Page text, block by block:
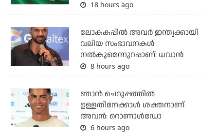
18 hours ago
ലോകകപ്പിൽ അവര്‍ ഇന്ത്യക്കായി
വലിയ സംഭാവനകള്‍
നല്‍കുമെന്നുറപ്പാണ്: ധവാന്‍
8 hours ago
ഞാന്‍ ചെറുപ്പത്തില്‍
ഉള്ളതിനേക്കാള്‍ ശക്തനാണ്
അവന്‍: റൊണാള്‍ഡോ
6 hours ago